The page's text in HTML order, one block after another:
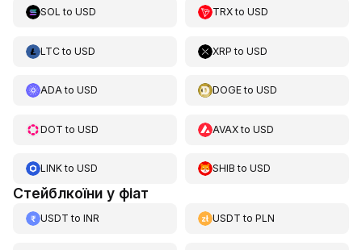
SOL to USD TRXtoUSD
LTCto USD XRP toUSD
ADAto USD DOGEtoUSD
DOT to USD AVAXtoUSD
LINKto USD SHIB toUSD
Стейблкоїни у фіат
USDT to INR USDT toPLN